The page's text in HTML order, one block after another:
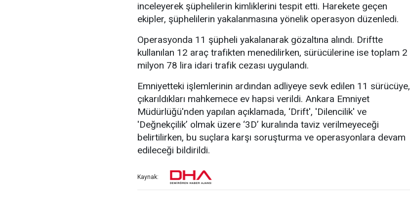
inceleyerek şüphelilerin kimliklerini tespit etti. Harekete geçen
ekipler, şüphelilerin yakalanmasına yönelik operasyon düzenledi.
Operasyonda 11 şüpheli yakalanarak gözaltına alındı. Driftte
kullanılan 12 araç trafikten menedilirken, sürücülerine ise toplam 2
milyon 78 lira idari trafik cezası uygulandı.
Emniyetteki işlemlerinin ardından adliyeye sevk edilen 11 sürücüye,
çıkarıldıkları mahkemece ev hapsi verildi. Ankara Emniyet
Müdürlüğü'nden yapılan açıklamada, ‘Drift', 'Dilencilik' ve
'Değnekçilik’ olmak üzere ‘3D’ kuralında taviz verilmeyeceği
belirtilirken, bu suçlara karşı soruşturma ve operasyonlara devam
edileceği bildirildi.
Kaynak: